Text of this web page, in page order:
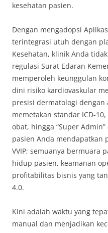
kesehatan pasien.
Dengan mengadopsi
terintegrasi utuh dengan
Kesehatan, klinik Anda
regulasi Surat Edaran
memperoleh keunggulan
dini risiko kardiovaskular
presisi dermatologi
memetakan standar ICD-
obat, hingga “Super Admin”
pasien Anda mendapatkan
VVIP; semuanya bermuara
hidup pasien, keamanan
profitabilitas bisnis yang
4.0.
Kini adalah waktu yang
manual dan menjadikan